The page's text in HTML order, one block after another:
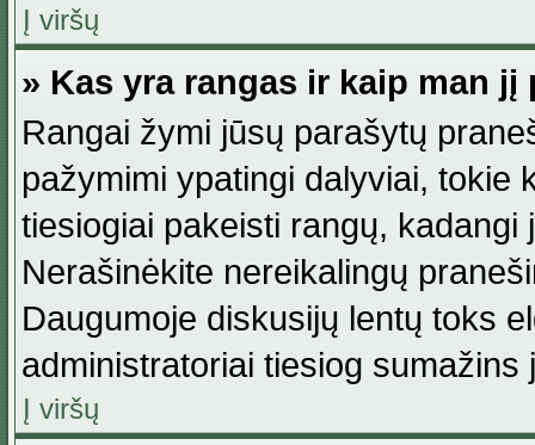
Į viršų
» Kas yra rangas ir kaip man jį
Rangai žymi jūsų parašytų
pažymimi ypatingi dalyviai, tokie
tiesiogiai pakeisti rangų,
Nerašinėkite nereikalingų
Daugumoje diskusijų lentų toks
administratoriai tiesiog
Į viršų